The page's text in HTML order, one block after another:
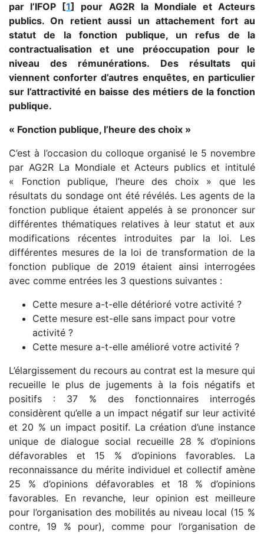
par l’IFOP [1] pour AG2R la Mondiale et Acteurs
publics. On retient aussi un attachement fort au
statut de la fonction publique, un refus de la
contractualisation et une préoccupation pour le
niveau des rémunérations. Des résultats qui
viennent conforter d’autres enquêtes, en particulier
sur l’attractivité en baisse des métiers de la fonction
publique.
« Fonction publique, l’heure des choix »
C’est à l’occasion du colloque organisé le 5 novembre
par AG2R La Mondiale et Acteurs publics et intitulé
« Fonction publique, l’heure des choix » que les
résultats du sondage ont été révélés. Les agents de la
fonction publique étaient appelés à se prononcer sur
différentes thématiques relatives à leur statut et aux
modifications récentes introduites par la loi. Les
différentes mesures de la loi de transformation de la
fonction publique de 2019 étaient ainsi interrogées
avec comme entrées les 3 questions suivantes :
Cette mesure a-t-elle détérioré votre activité ?
Cette mesure est-elle sans impact pour votre
activité ?
Cette mesure a-t-elle amélioré votre activité ?
L’élargissement du recours au contrat est la mesure qui
recueille le plus de jugements à la fois négatifs et
positifs : 37 % des fonctionnaires interrogés
considèrent qu’elle a un impact négatif sur leur activité
et 20 % un impact positif. La création d’une instance
unique de dialogue social recueille 28 % d’opinions
défavorables et 15 % d’opinions favorables. La
reconnaissance du mérite individuel et collectif amène
25 % d’opinions défavorables et 18 % d’opinions
favorables. En revanche, leur opinion est meilleure
pour l’organisation des mobilités au niveau local (15 %
contre, 19 % pour), comme pour l’organisation de